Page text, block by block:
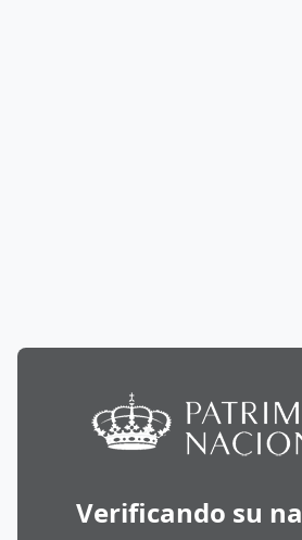
Verificando su